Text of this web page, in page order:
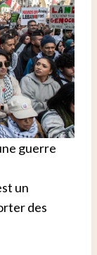
guerre
un
des